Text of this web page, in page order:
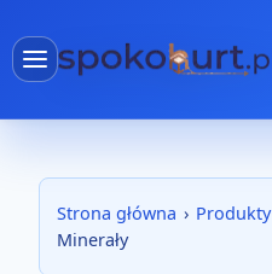
Strona główna
Strona główna › Produkty
Minerały